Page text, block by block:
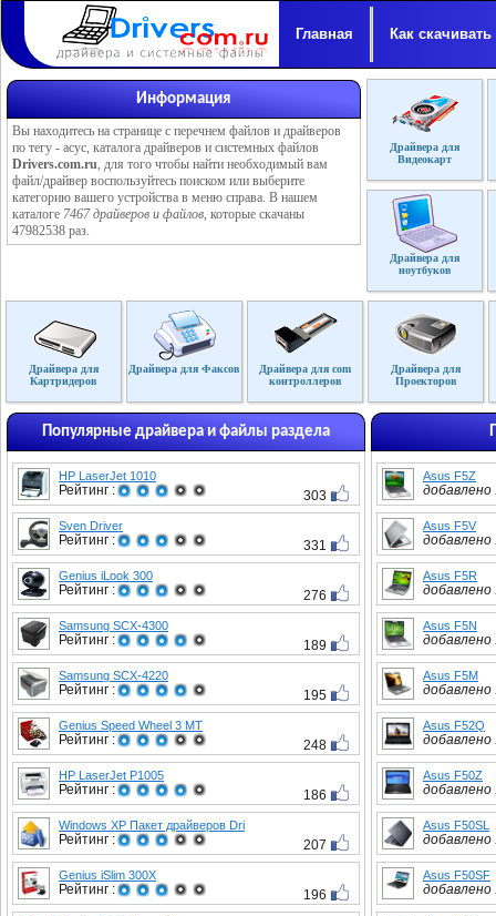
Главная Как скачивать
Информация
Вы находитесь на странице с перечнем файлов и драйверов
по тегу - асус, каталога драйверов и системных файлов
Drivers.com.ru, для того чтобы найти необходимый вам
файл/драйвер воспользуйтесь поиском или выберите
категорию вашего устройства в меню справа. В нашем
каталоге 7467 драйверов и файлов, которые скачаны
47982538 раз.
Драйвера для
Видеокарт
Драйвера для
ноутбуков
Драйвера для
Картридеров
Драйвера для Факсов
Драйвера для com
контроллеров
Драйвера для
Проекторов
Популярные драйвера и файлы раздела
HP LaserJet 1010
Рейтинг : 303
Sven Driver
Рейтинг : 331
Genius iLook 300
Рейтинг : 276
Samsung SCX-4300
Рейтинг : 189
Samsung SCX-4220
Рейтинг : 195
Genius Speed Wheel 3 MT
Рейтинг : 248
HP LaserJet P1005
Рейтинг : 186
Windows XP Пакет драйверов Dri
Рейтинг : 207
Genius iSlim 300X
Рейтинг : 196
Asus F5Z
добавлено
Asus F5V
добавлено
Asus F5R
добавлено
Asus F5N
добавлено
Asus F5M
добавлено
Asus F52Q
добавлено
Asus F50Z
добавлено
Asus F50SL
добавлено
Asus F50SF
добавлено